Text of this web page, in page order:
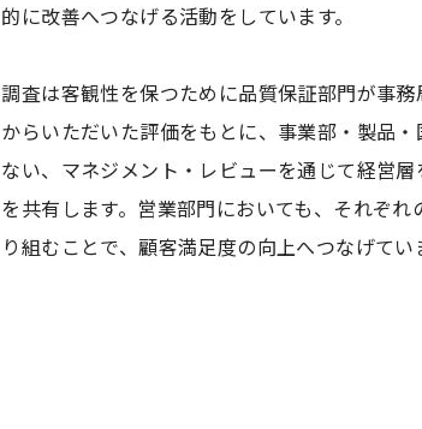
的に改善へつなげる活動をしています。
調査は客観性を保つために品質保証部門が事
からいただいた評価をもとに、事業部・製品
ない、マネジメント・レビューを通じて経営
を共有します。営業部門においても、それぞ
り組むことで、顧客満足度の向上へつなげてい